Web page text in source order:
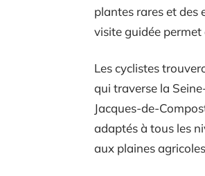
plantes rares et des
visite guidée permet
Les cyclistes
qui traverse la
Jacques-de-
adaptés à tous les
aux plaines